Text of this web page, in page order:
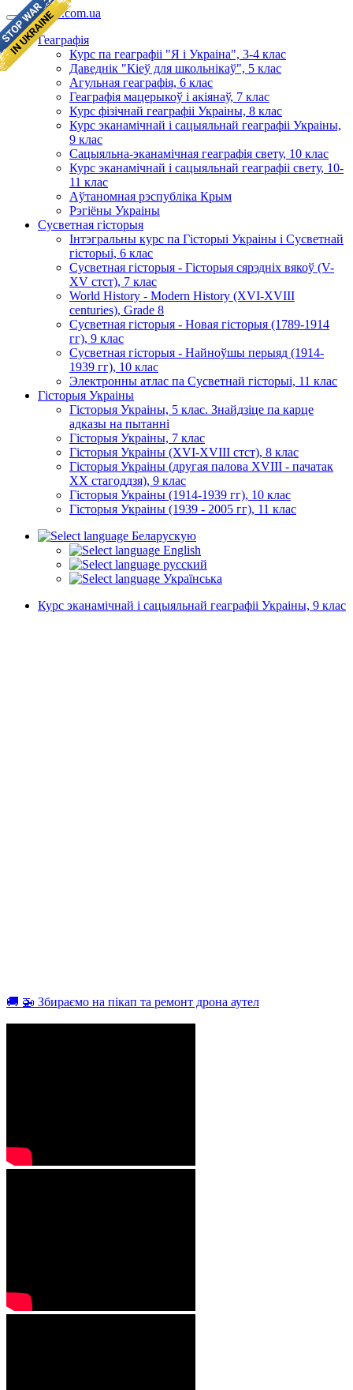
geomap.com.ua
Геаграфія
Курс па геаграфіі "Я і Украіна", 3-4 клас
Даведнік "Кіеў для школьнікаў", 5 клас
Агульная геаграфія, 6 клас
Геаграфія мацерыкоў і акіянаў, 7 клас
Курс фізічнай геаграфіі Украіны, 8 клас
Курс эканамічнай і сацыяльнай геаграфіі Украіны,
9 клас
Сацыяльна-эканамічная геаграфія свету, 10 клас
Курс эканамічнай і сацыяльнай геаграфіі свету, 10-
11 клас
Аўтаномная рэспубліка Крым
Рэгіёны Украіны
Сусветная гісторыя
Інтэгральны курс па Гісторыі Украіны і Сусветнай
гісторыі, 6 клас
Сусветная гісторыя - Гісторыя сярэдніх вякоў (V-
XV стст), 7 клас
World History - Modern History (XVI-XVIII
centuries), Grade 8
Сусветная гісторыя - Новая гісторыя (1789-1914
гг), 9 клас
Сусветная гісторыя - Найноўшы перыяд (1914-
1939 гг), 10 клас
Электронны атлас па Сусветнай гісторыі, 11 клас
Гісторыя Украіны
Гісторыя Украіны, 5 клас. Знайдзіце па карце
адказы на пытанні
Гісторыя Украіны, 7 клас
Гісторыя Украіны (XVI-XVIII стст), 8 клас
Гісторыя Украіны (другая палова XVIII - пачатак
XX стагоддзя), 9 клас
Гісторыя Украіны (1914-1939 гг), 10 клас
Гісторыя Украіны (1939 - 2005 гг), 11 клас
Беларускую
English
русский
Українська
Курс эканамічнай і сацыяльнай геаграфіі Украіны, 9 клас
🚚 🚁 Збираємо на пікап та ремонт дрона аутел